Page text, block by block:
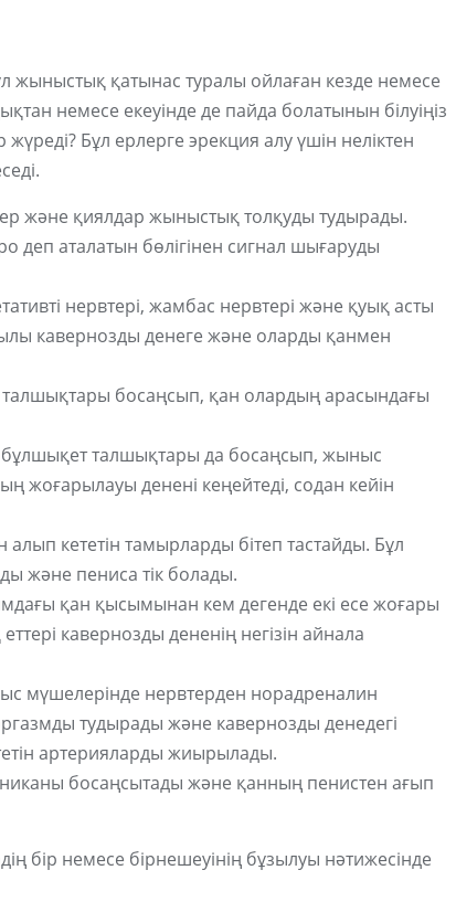
жыныстық қатынас туралы ойлаған кезде немесе
немесе екеуінде де пайда болатынын білуіңіз
Бұл ерлерге эрекция алу үшін неліктен
және қиялдар жыныстық толқуды тудырады.
аталатын бөлігінен сигнал шығаруды
нервтері, жамбас нервтері және қуық асты
кавернозды денеге және оларды қанмен
талшықтары босаңсып, қан олардың арасындағы
талшықтары да босаңсып, жыныс
жоғарылауы денені кеңейтеді, содан кейін
кететін тамырларды бітеп тастайды. Бұл
және пениса тік болады.
қан қысымынан кем дегенде екі есе жоғары
кавернозды дененің негізін айнала
мүшелерінде нервтерден норадреналин
тудырады және кавернозды денедегі
артерияларды жиырылады.
босаңсытады және қанның пенистен ағып
бір немесе бірнешеуінің бұзылуы нәтижесінде